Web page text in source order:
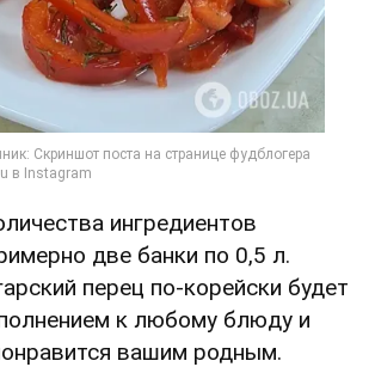
ингредиентов
две банки по 0,5 л.
перец по-корейски будет
к любому блюду и
вашим родным.